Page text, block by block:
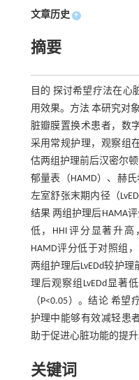
文章历史 +
摘要
目的 探讨希望疗法在心
用效果。方法 本研究对
脏瓣膜置换术患者，数
采用常规护理，观察组
估两组护理前后汉密尔
郁量表（HAMD）、赫
左室舒张末期内径（
结果 两组护理后HAMA
低，HHI评分显著升高
HAMD评分低于对照组
两组护理后LvEDd较护
理后观察组LvEDd显著
（P<0.05）。结论 希
护理中能够有效减轻患
助于促进心脏功能的提升
关键词